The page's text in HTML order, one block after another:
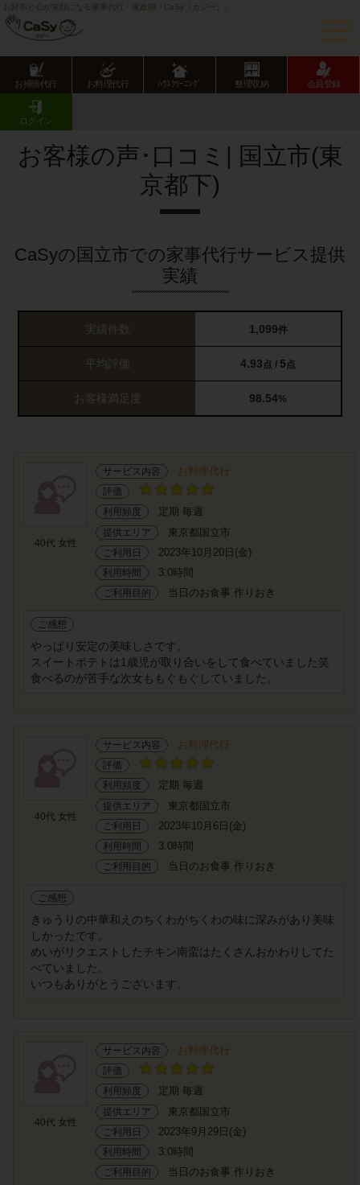
お財布と心が笑顔になる家事代行・家政婦「CaSy（カジー）」
お掃除代行 お料理代行 ﾊｳｽｸﾘｰﾆﾝｸﾞ 整理収納 会員登録
ログイン
CaSy TOP
お客様の声･口コミ一覧
お客様の声･口コミ| 国立市(東
京都下)
CaSyの国立市での家事代行サービス提供
実績
実績件数 1,099件
平均評価 4.93 点 / 5 点
お客様満足度 98.54%
40代 女性
サービス内容 お料理代行
評価
利用頻度
定期 毎週
提供エリア 東京都国立市
ご利用日 2023年10月20日(金)
利用時間 3.0時間
ご利用目的 当日のお食事 作りおき
ご感想
やっぱり安定の美味しさです。
スイートポテトは1歳児が取り合いをして食べていました笑
食べるのが苦手な次女ももぐもぐしていました。
40代 女性
サービス内容 お料理代行
評価
利用頻度
定期 毎週
提供エリア 東京都国立市
ご利用日 2023年10月6日(金)
利用時間 3.0時間
ご利用目的 当日のお食事 作りおき
ご感想
きゅうりの中華和えのちくわがちくわの味に深みがあり美味
しかったです。
めいがリクエストしたチキン南蛮はたくさんおかわりしてた
べていました。
いつもありがとうございます。
40代 女性
サービス内容 お料理代行
評価
利用頻度
定期 毎週
提供エリア 東京都国立市
ご利用日 2023年9月29日(金)
利用時間 3.0時間
ご利用目的 当日のお食事 作りおき